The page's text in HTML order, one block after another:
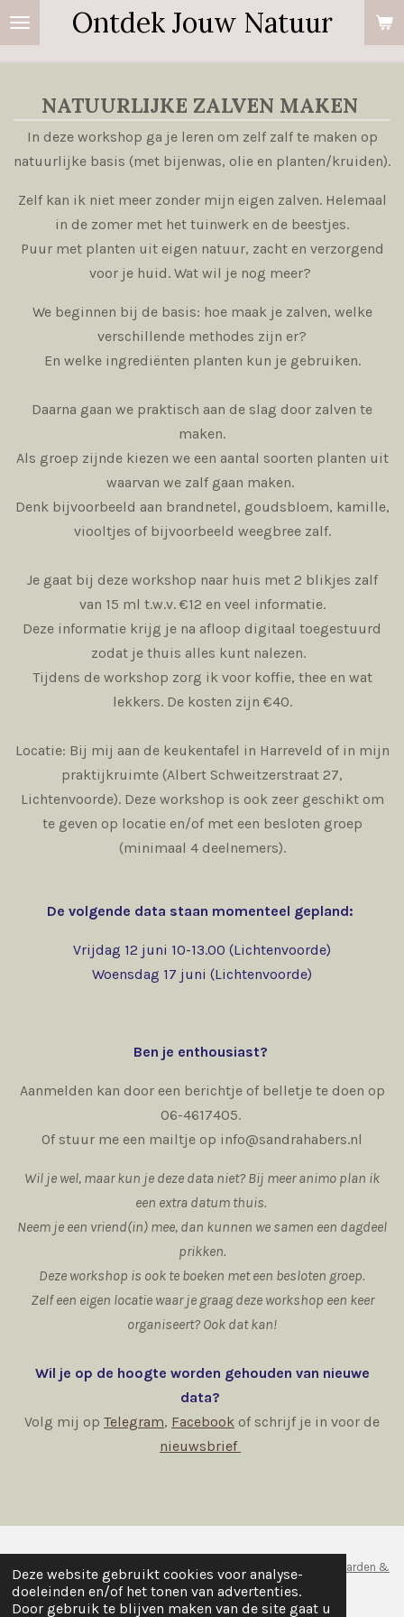
Deze website gebruikt cookies voor analyse-
doeleinden en/of het tonen van advertenties.
Door gebruik te blijven maken van de site gaat u
Ga
direct
hoofdinhoud
Ontdek Jouw Natuur
NATUURLIJKE ZALVEN MAKEN
In deze workshop ga je leren om zelf zalf te maken op
natuurlijke basis (met bijenwas, olie en planten/kruiden).
Zelf kan ik niet meer zonder mijn eigen zalven. Helemaal
in de zomer met het tuinwerk en de beestjes.
Puur met planten uit eigen natuur, zacht en verzorgend
voor je huid. Wat wil je nog meer?
We beginnen bij de basis: hoe maak je zalven, welke
verschillende methodes zijn er?
En welke ingrediënten planten kun je gebruiken.
Daarna gaan we praktisch aan de slag door zalven te
maken.
Als groep zijnde kiezen we een aantal soorten planten uit
waarvan we zalf gaan maken.
Denk bijvoorbeeld aan brandnetel, goudsbloem, kamille,
viooltjes of bijvoorbeeld weegbree zalf.
Je gaat bij deze workshop naar huis met 2 blikjes zalf
van 15 ml t.w.v. €12 en veel informatie.
Deze informatie krijg je na afloop digitaal toegestuurd
zodat je thuis alles kunt nalezen.
Tijdens de workshop zorg ik voor koffie, thee en wat
lekkers. De kosten zijn €40.
Locatie: Bij mij aan de keukentafel in Harreveld of in mijn
praktijkruimte (Albert Schweitzerstraat 27,
Lichtenvoorde). Deze workshop is ook zeer geschikt om
te geven op locatie en/of met een besloten groep
(minimaal 4 deelnemers).
De volgende data staan momenteel gepland:
Vrijdag 12 juni 10-13.00 (Lichtenvoorde)
Woensdag 17 juni (Lichtenvoorde)
Ben je enthousiast?
Aanmelden kan door een berichtje of belletje te doen op
06-4617405.
Of stuur me een mailtje op info@sandrahabers.nl
Wil je wel, maar kun je deze data niet? Bij meer animo plan ik
een extra datum thuis.
Neem je een vriend(in) mee, dan kunnen we samen een dagdeel
prikken.
Deze workshop is ook te boeken met een besloten groep.
Zelf een eigen locatie waar je graag deze workshop een keer
organiseert? Ook dat kan!
Wil je op de hoogte worden gehouden van nieuwe
data?
Volg mij op Telegram, Facebook of schrijf je in voor de
nieuwsbrief
© 2021 - 2026 SandraHabers.nl
Algemene voorwaarden &
Disclaimer